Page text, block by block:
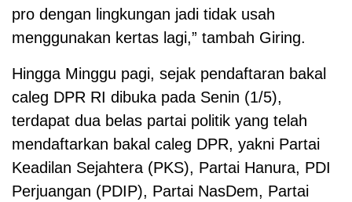
pro dengan lingkungan jadi tidak usah
menggunakan kertas lagi,” tambah Giring.
Hingga Minggu pagi, sejak pendaftaran bakal
caleg DPR RI dibuka pada Senin (1/5),
terdapat dua belas partai politik yang telah
mendaftarkan bakal caleg DPR, yakni Partai
Keadilan Sejahtera (PKS), Partai Hanura, PDI
Perjuangan (PDIP), Partai NasDem, Partai